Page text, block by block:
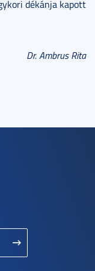
dékánja kapott
Dr. Ambrus Rita